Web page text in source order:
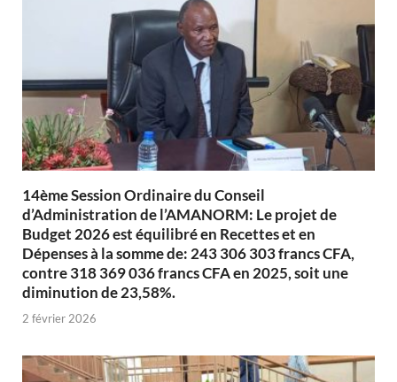
14ème Session Ordinaire du Conseil
d’Administration de l’AMANORM: Le projet de
Budget 2026 est équilibré en Recettes et en
Dépenses à la somme de: 243 306 303 francs CFA,
contre 318 369 036 francs CFA en 2025, soit une
diminution de 23,58%.
2 février 2026